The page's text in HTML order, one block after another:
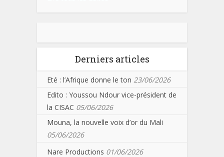
Derniers articles
Eté : l’Afrique donne le ton 23/06/2026
Edito : Youssou Ndour vice-président de
la CISAC 05/06/2026
Mouna, la nouvelle voix d’or du Mali
05/06/2026
Nare Productions 01/06/2026